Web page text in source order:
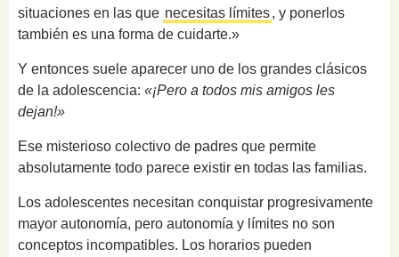
situaciones en las que necesitas límites, y ponerlos
también es una forma de cuidarte.»
Y entonces suele aparecer uno de los grandes clásicos
de la adolescencia: «¡Pero a todos mis amigos les
dejan!»
Ese misterioso colectivo de padres que permite
absolutamente todo parece existir en todas las familias.
Los adolescentes necesitan conquistar progresivamente
mayor autonomía, pero autonomía y límites no son
conceptos incompatibles. Los horarios pueden